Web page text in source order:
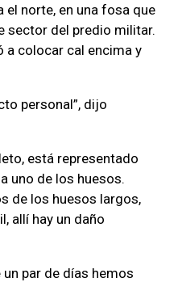
el norte, en una fosa que
sector del predio militar.
a colocar cal encima y
personal”, dijo
está representado
uno de los huesos.
de los huesos largos,
allí hay un daño
par de días hemos